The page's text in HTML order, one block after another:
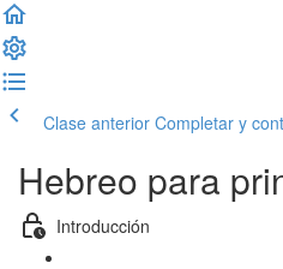
Clase anterior Completar y
Hebreo para
Introducción